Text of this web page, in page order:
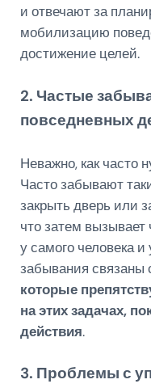
и отвечают за
мобилизацию
достижение целей.
2. Частые
повседневных
Неважно, как часто
Часто забывают
закрыть дверь или
что затем
у самого человека и
забывания связаны
которые
на этих задачах,
действия.
3. Проблемы с